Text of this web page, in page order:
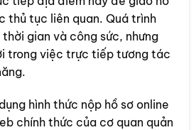
thủ tục liên quan. Quá trình
gian và công sức, nhưng
trong việc trực tiếp tương tác
hình thức nộp hồ sơ online
chính thức của cơ quan quản